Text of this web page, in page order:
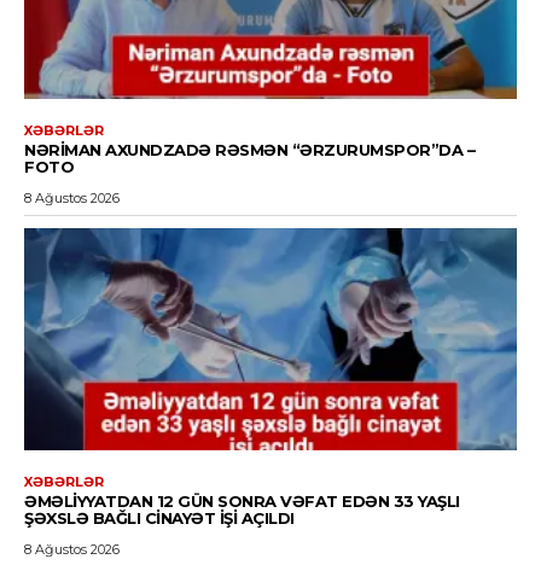
XƏBƏRLƏR
NƏRIMAN AXUNDZADƏ RƏSMƏN “ƏRZURUMSPOR”DA –
FOTO
8 Ağustos 2026
XƏBƏRLƏR
ƏMƏLIYYATDAN 12 GÜN SONRA VƏFAT EDƏN 33 YAŞLI
ŞƏXSLƏ BAĞLI CINAYƏT IŞI AÇILDI
8 Ağustos 2026